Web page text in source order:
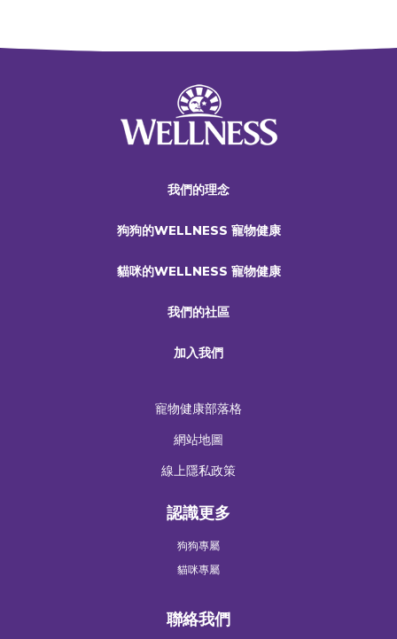
我們的理念
狗狗的WELLNESS 寵物健康
貓咪的WELLNESS 寵物健康
我們的社區
加入我們
寵物健康部落格
網站地圖
線上隱私政策
認識更多
狗狗專屬
貓咪專屬
聯絡我們